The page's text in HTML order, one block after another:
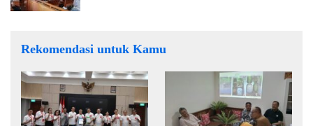
Rekomendasi untuk Kamu